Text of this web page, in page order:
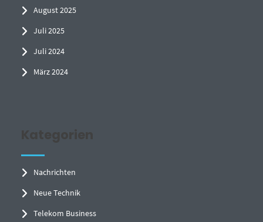
August 2025
Juli 2025
Juli 2024
März 2024
Kategorien
Nachrichten
Neue Technik
Telekom Business